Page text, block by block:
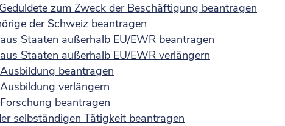
zum Zweck der Beschäftigung beantragen
der Schweiz beantragen
Staaten außerhalb EU/EWR beantragen
Staaten außerhalb EU/EWR verlängern
beantragen
verlängern
beantragen
selbständigen Tätigkeit beantragen